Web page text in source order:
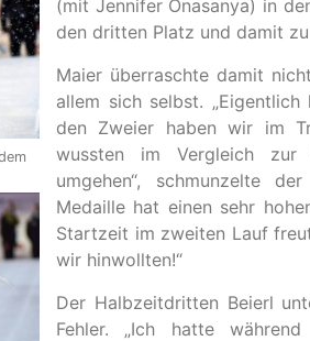
(mit Jennifer Onasanya) in
den dritten Platz und damit
Maier überraschte damit
allem sich selbst.
den Zweier haben wir im
wussten im Vergleich
umgehen“, schmunzelte
Medaille hat einen sehr
Startzeit im zweiten Lauf
wir hinwollten!“
Der Halbzeitdritten Beierl
Fehler. „Ich hatte